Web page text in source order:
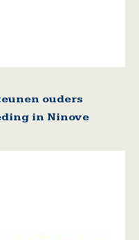
ouders
in Ninove